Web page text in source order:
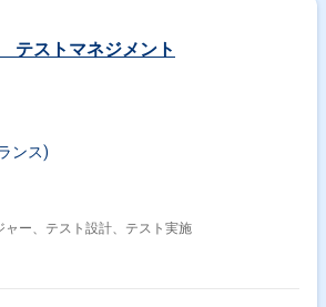
テストマネジメント
ンス)
ャー、テスト設計、テスト実施